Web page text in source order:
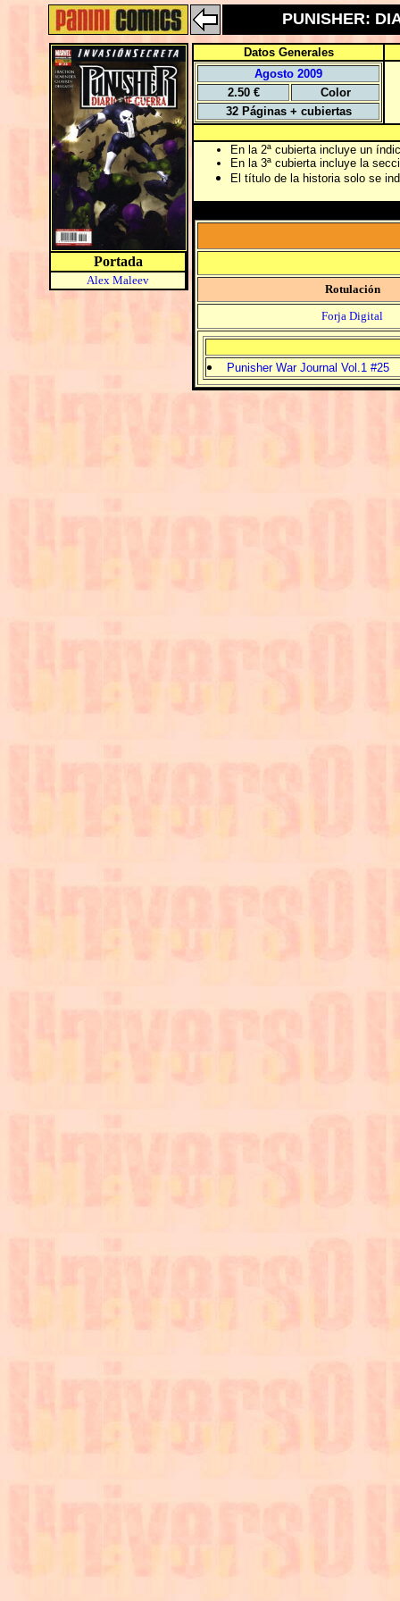
PUNISHER:
Portada
Alex Maleev
Datos Generales
Agosto 2009
2.50 €
Color
32 Páginas + cubiertas
En la 2ª cubierta incluye un
En la 3ª cubierta incluye la
El título de la historia solo se
Rotulación
Forja Digital
Punisher War Journal Vol.1 #25